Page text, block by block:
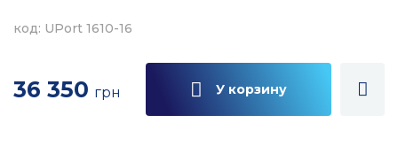
код: UPort 1610-16
36 350 грн У корзину